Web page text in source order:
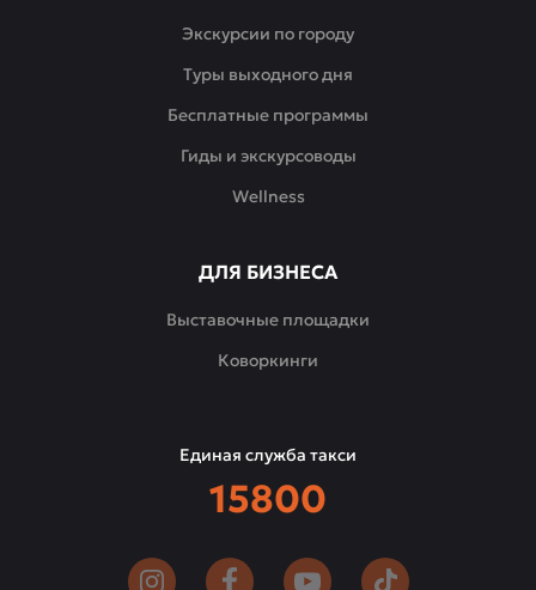
Экскурсии по городу
Туры выходного дня
Бесплатные программы
Гиды и экскурсоводы
Wellness
ДЛЯ БИЗНЕСА
Выставочные площадки
Коворкинги
Единая служба такси
15800